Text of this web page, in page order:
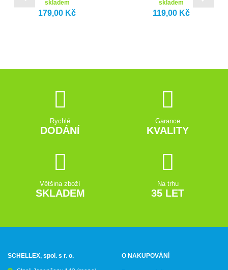
skladem
179,00 Kč
skladem
119,00 Kč
Rychlé
DODÁNÍ
Garance
KVALITY
Většina zboží
SKLADEM
Na trhu
35 LET
SCHELLEX, spol. s r. o. O NAKUPOVÁNÍ